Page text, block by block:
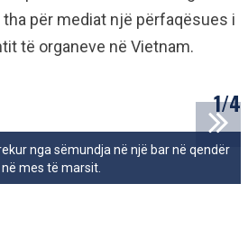
tha për mediat një përfaqësues i
të organeve në Vietnam.
1/4
nga sëmundja në një bar në qendër
mes të marsit.